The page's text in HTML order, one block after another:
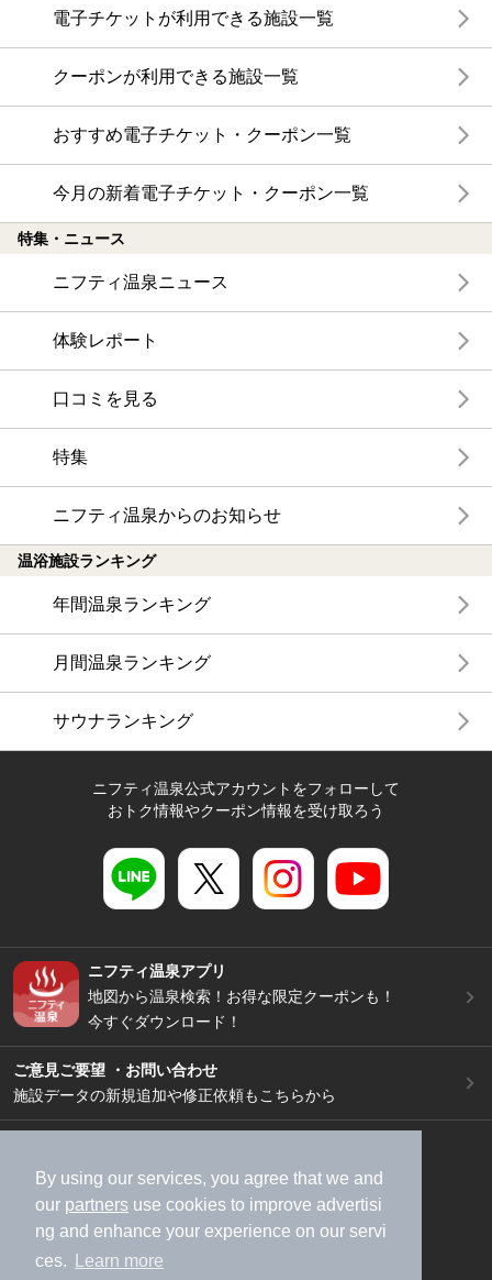
By using our services, you agree that we and
our partners use cookies to improve advertisi
ng and enhance your experience on our servi
ces.
Learn more
電子チケットが利用できる施設一覧
クーポンが利用できる施設一覧
おすすめ電子チケット・クーポン一覧
今月の新着電子チケット・クーポン一覧
特集・ニュース
ニフティ温泉ニュース
体験レポート
口コミを見る
特集
ニフティ温泉からのお知らせ
温浴施設ランキング
年間温泉ランキング
月間温泉ランキング
サウナランキング
ニフティ温泉公式アカウントをフォローして
おトク情報やクーポン情報を受け取ろう
ニフティ温泉アプリ
地図から温泉検索！お得な限定クーポンも！
今すぐダウンロード！
ご意見ご要望 ・お問い合わせ
施設データの新規追加や修正依頼もこちらから
加盟店募集（資料請求）
広告出稿のご案内
利用規約
ライフスタイルMEMBERS+規約
特定商取引法に基づく表記
ヘルプ
採用情報
運営会社